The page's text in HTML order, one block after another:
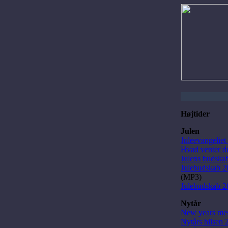
Højtider
Julen
Hvad venter
Julens
Julebudskab
(MP3)
Julebudskab
Nytår
New years
Nytårs hilsen